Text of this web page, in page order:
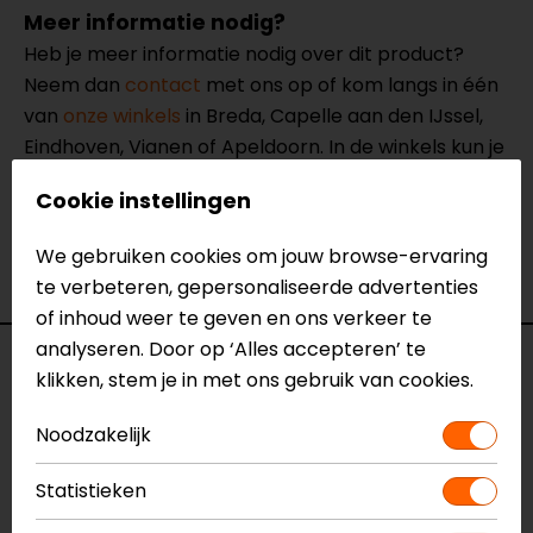
Meer informatie nodig?
Heb je meer informatie nodig over dit product?
Neem dan contact met ons op of kom langs in één
van onze winkels in Breda, Capelle aan den IJssel,
Eindhoven, Vianen of Apeldoorn. In de winkels kun je
verkoopmedewerkers voor je klaar met advies.
poetsen artikelen.
Specificaties
Naam
Premium detailing borstelset 5-delig
Model
210 1120
Merk
Muc-Off
Kleur
N.v.t.
Cookie instellingen
We gebruiken cookies om jouw browse-ervaring
te verbeteren, gepersonaliseerde advertenties
of inhoud weer te geven en ons verkeer te
analyseren. Door op ‘Alles accepteren’ te
klikken, stem je in met ons gebruik van cookies.
Noodzakelijk
Statistieken